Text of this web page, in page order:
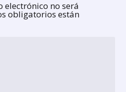
electrónico no será
obligatorios están